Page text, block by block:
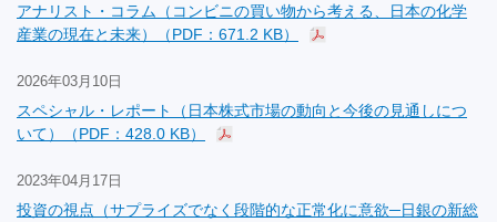
アナリスト・コラム（コンビニの買い物から考える、日本の化学
産業の現在と未来）（PDF：671.2 KB）
2026年03月10日
スペシャル・レポート（日本株式市場の動向と今後の見通しにつ
いて）（PDF：428.0 KB）
2023年04月17日
投資の視点（サプライズでなく段階的な正常化に意欲─日銀の新総